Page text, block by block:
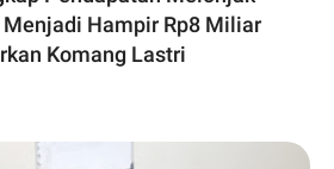
Hampir Rp8 Miliar
Komang Lastri